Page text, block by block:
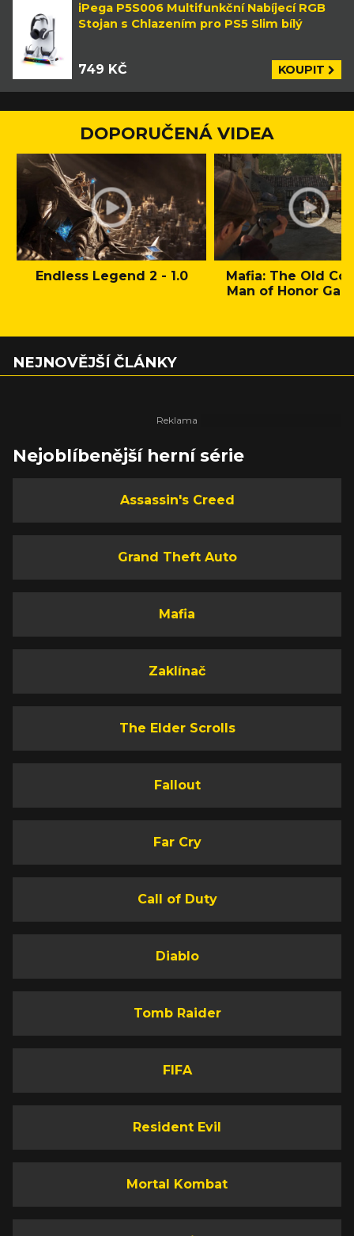
iPega P5S006 Multifunkční Nabíjecí RGB
Stojan s Chlazením pro PS5 Slim bílý
749 KČ KOUPIT
DOPORUČENÁ VIDEA
Endless Legend 2 - 1.0
Mafia: The Old
Man of Honor
NEJNOVĚJŠÍ ČLÁNKY
Nejoblíbenější herní série
Assassin's Creed
Grand Theft Auto
Mafia
Zaklínač
The Elder Scrolls
Fallout
Far Cry
Call of Duty
Diablo
Tomb Raider
FIFA
Resident Evil
Mortal Kombat